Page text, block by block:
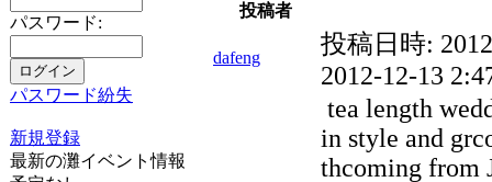
パスワード:
パスワード紛失
新規登録
最新の灘イベント情報
投稿者
dafeng 投稿日時:
2012-12-13
tea length
in style and
thcoming from